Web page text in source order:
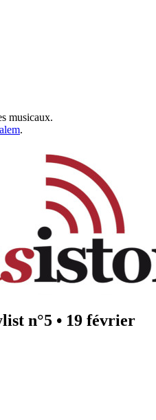
musicaux.
.
n°5 • 19 février